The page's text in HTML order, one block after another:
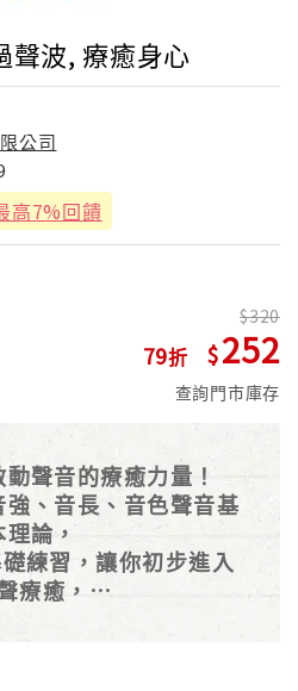
聲波, 療癒身心
公司
高7%回饋
79
320
252
查詢門市庫存
聲音的療癒力量！
、音長、音色聲音基
理論，
練習，讓你初步進入
療癒，
效觀察，帶你加入銅
師的行列！